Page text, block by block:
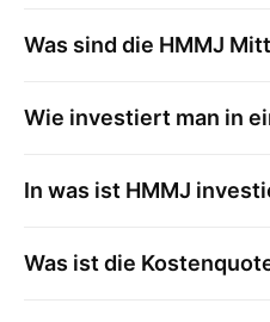
Was sind die HMMJ
Wie investiert man in
In was ist HMMJ
Was ist die